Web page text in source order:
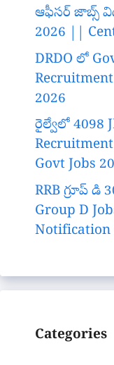
ఆఫీసర్ జాబ్స్
2026 ||
DRDO లో
2026
రైల్వేలో 4098
Govt Jobs
RRB గ్రూప్
Group D
Notification
Categories